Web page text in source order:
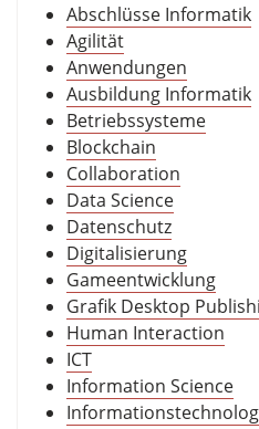
Abschlüsse Informatik
Agilität
Anwendungen
Ausbildung Informatik
Betriebssysteme
Blockchain
Collaboration
Data Science
Datenschutz
Digitalisierung
Gameentwicklung
Grafik Desktop
Human Interaction
ICT
Information Science